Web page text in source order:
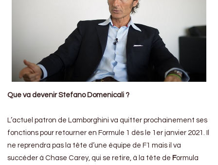
Que va devenir Stefano Domenicali ?
L’actuel patron de Lamborghini va quitter prochainement ses
fonctions pour retourner en Formule 1 dès le 1er janvier 2021. Il
ne reprendra pas la tête d’une équipe de F1 mais il va
succéder à Chase Carey, qui se retire, à la tête de Formula